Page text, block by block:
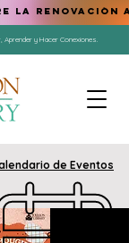
Aprender y Hacer Conexiones.
de Eventos
LA RENOVACIÓN